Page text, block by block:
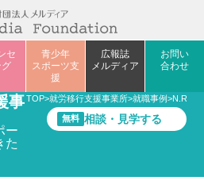
セ
グ
青少年
スポーツ支
援
広報誌
メルディア
お問い
合わせ
事
ー
た
TOP>就労移行支援事業所>就職事例>N.Rさん
無料 相談・見学する